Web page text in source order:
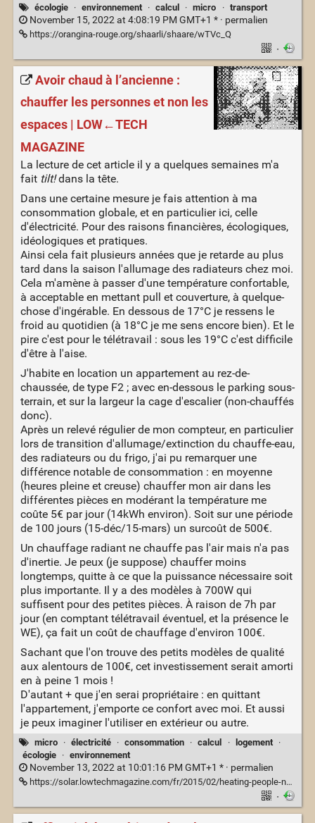
écologie · environnement · calcul · micro · transport
November 15, 2022 at 4:08:19 PM GMT+1 * · permalien
https://orangina-rouge.org/shaarli/shaare/wTVc_Q
·
Avoir chaud à l’ancienne :
chauffer les personnes et non les
espaces | LOW←TECH
MAGAZINE
La lecture de cet article il y a quelques semaines m'a
fait tilt!dans la tête.
Dans une certaine mesure je fais attention à ma
consommation globale, et en particulier ici, celle
d'électricité. Pour des raisons financières, écologiques,
idéologiques et pratiques.
Ainsi cela fait plusieurs années que je retarde au plus
tard dans la saison l'allumage des radiateurs chez moi.
Cela m'amène à passer d'une température confortable,
à acceptable en mettant pull et couverture, à quelque-
chose d'ingérable. En dessous de 17°C je ressens le
froid au quotidien (à 18°C je me sens encore bien). Et le
pire c'est pour le télétravail : sous les 19°C c'est difficile
d'être à l'aise.
J'habite en location un appartement au rez-de-
chaussée, de type F2 ; avec en-dessous le parking sous-
terrain, et sur la largeur la cage d'escalier (non-chauffés
donc).
Après un relevé régulier de mon compteur, en particulier
lors de transition d'allumage/extinction du chauffe-eau,
des radiateurs ou du frigo, j'ai pu remarquer une
différence notable de consommation : en moyenne
(heures pleine et creuse) chauffer mon air dans les
différentes pièces en modérant la température me
coûte 5€ par jour (14kWh environ). Soit sur une période
de 100 jours (15-déc/15-mars) un surcoût de 500€.
Un chauffage radiant ne chauffe pas l'air mais n'a pas
d'inertie. Je peux (je suppose) chauffer moins
longtemps, quitte à ce que la puissance nécessaire soit
plus importante. Il y a des modèles à 700W qui
suffisent pour des petites pièces. À raison de 7h par
jour (en comptant télétravail éventuel, et la présence le
WE), ça fait un coût de chauffage d'environ 100€.
Sachant que l'on trouve des petits modèles de qualité
aux alentours de 100€, cet investissement serait amorti
en à peine 1 mois !
D'autant + que j'en serai propriétaire : en quittant
l'appartement, j'emporte ce confort avec moi. Et aussi
je peux imaginer l'utiliser en extérieur ou autre.
micro · électricité · consommation · calcul · logement
·
écologie
· environnement
November 13, 2022 at 10:01:16 PM GMT+1 * · permalien
https://solar.lowtechmagazine.com/fr/2015/02/heating-people-not-spaces.html
·